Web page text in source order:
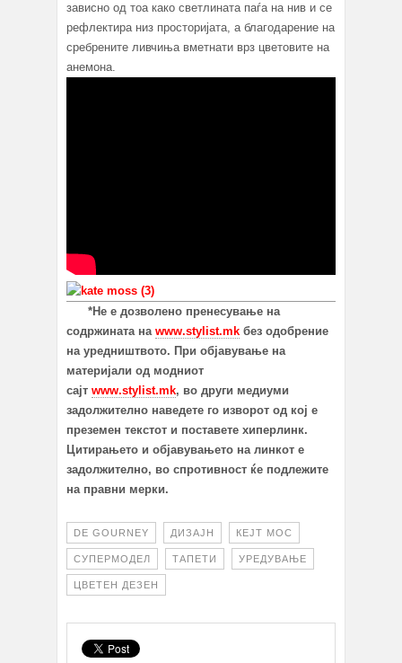
зависно од тоа како светлината паѓа на нив и се
рефлектира низ просторијата, a благодарение на
сребрените ливчиња вметнати врз цветовите на
анемона.
*Не е дозволено пренесување на
содржината на www.stylist.mk без одобрение
на уредништвото. При објавување на
материјали од модниот
сајт www.stylist.mk, во други медиуми
задолжително наведете го изворот од кој е
преземен текстот и поставете хиперлинк.
Цитирањето и објавувањето на линкот е
задолжително, во спротивност ќе подлежите
на правни мерки.
DE GOURNEY ДИЗАЈН КЕЈТ МОС
СУПЕРМОДЕЛ ТАПЕТИ УРЕДУВАЊЕ
ЦВЕТЕН ДЕЗЕН